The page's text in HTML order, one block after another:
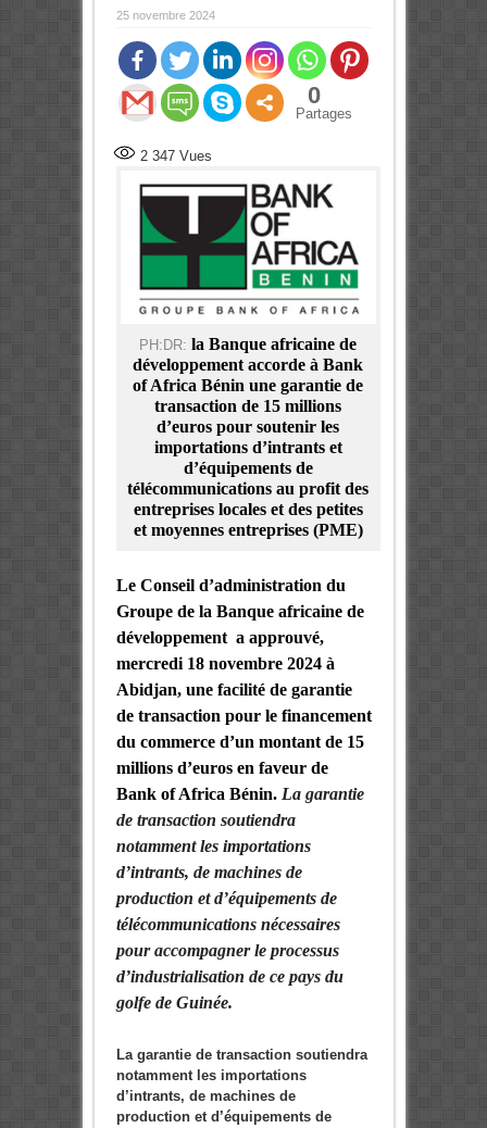
25 novembre 2024
0
Partages
2 347Vues
PH:DR: la Banque africaine de
développement accorde à Bank
of Africa Bénin une garantie de
transaction de 15 millions
d’euros pour soutenir les
importations d’intrants et
d’équipements de
télécommunications au profit des
entreprises locales et des petites
et moyennes entreprises (PME)
Le Conseil d’administration du
Groupe de la Banque africaine de
développement a approuvé,
mercredi 18 novembre 2024 à
Abidjan, une facilité de garantie
de transaction pour le financement
du commerce d’un montant de 15
millions d’euros en faveur de
Bank of Africa Bénin. La garantie
de transaction soutiendra
notamment les importations
d’intrants, de machines de
production et d’équipements de
télécommunications nécessaires
pour accompagner le processus
d’industrialisation de ce pays du
golfe de Guinée.
La garantie de transaction soutiendra
notamment les importations
d’intrants, de machines de
production et d’équipements de